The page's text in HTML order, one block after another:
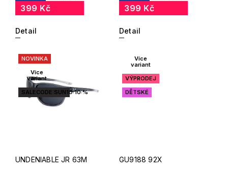
399 Kč
Detail
399 Kč
Detail
NOVINKA
Více
variant
SALECODE:SUN10:10:%
UNDENIABLE JR 63M
Více
variant
VÝPRODEJ
DĚTSKÉ
GU9188 92X